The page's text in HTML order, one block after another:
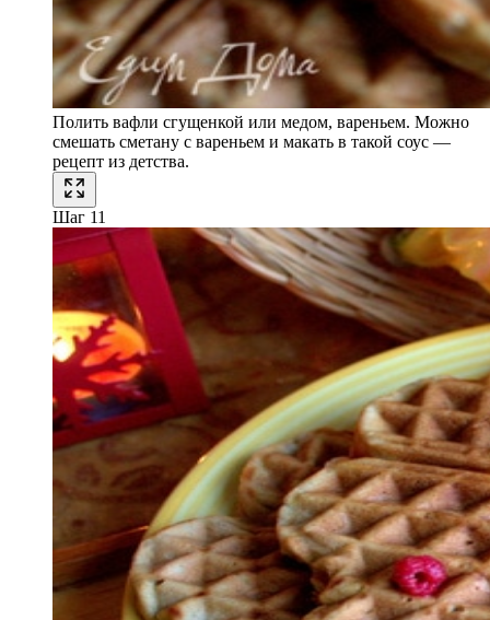
Полить вафли сгущенкой или медом, вареньем. Можно
смешать сметану с вареньем и макать в такой соус —
рецепт из детства.
Шаг 11